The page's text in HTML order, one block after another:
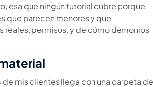
esa que ningún tutorial cubre porque
que parecen menores y que
reales, permisos, y de cómo demonios
mis clientes llega con una carpeta de